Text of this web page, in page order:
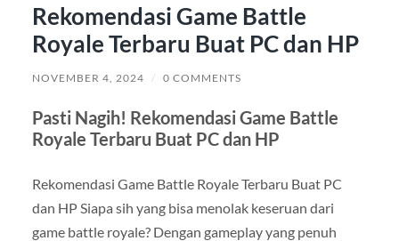
Rekomendasi Game Battle
Royale Terbaru Buat PC dan HP
NOVEMBER 4, 2024 / 0 COMMENTS
Pasti Nagih! Rekomendasi Game Battle
Royale Terbaru Buat PC dan HP
Rekomendasi Game Battle Royale Terbaru Buat PC
dan HP Siapa sih yang bisa menolak keseruan dari
game battle royale? Dengan gameplay yang penuh